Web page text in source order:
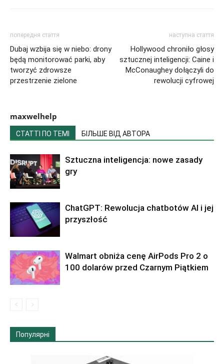
попередня стаття
Dubaj wzbija się w niebo: drony
będą monitorować parki, aby
tworzyć zdrowsze
przestrzenie zielone
наступна стаття
Hollywood chroniło głosy
sztucznej inteligencji: Caine i
McConaughey dołączyli do
rewolucji cyfrowej
maxwelhelp
СТАТТІ ПО ТЕМІ БІЛЬШЕ ВІД АВТОРА
Sztuczna inteligencja: nowe zasady
gry
ChatGPT: Rewolucja chatbotów AI i jej
przyszłość
Walmart obniża cenę AirPods Pro 2 o
100 dolarów przed Czarnym Piątkiem
Популярні